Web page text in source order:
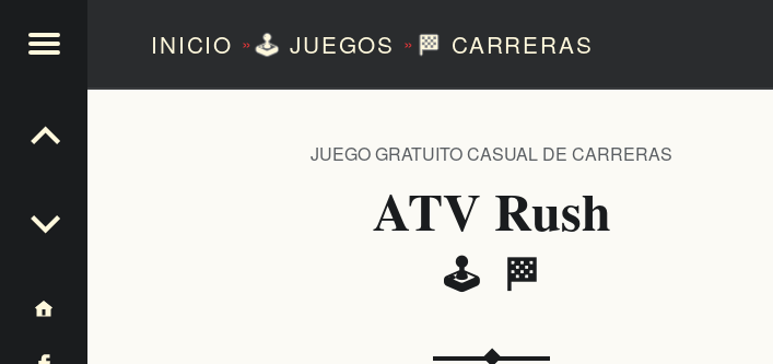
INICIO »🕹️ JUEGOS » 🏁 CARRERAS
ATV Rush
🕹️ 🏁
JUEGO GRATUITO CASUAL DE CARRERAS